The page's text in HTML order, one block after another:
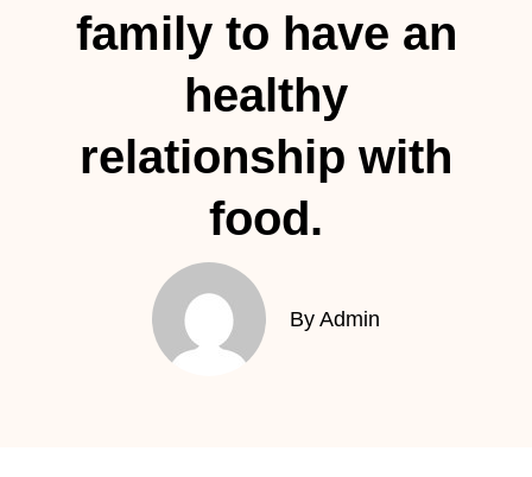
family to have an
healthy
relationship with
food.
By Admin